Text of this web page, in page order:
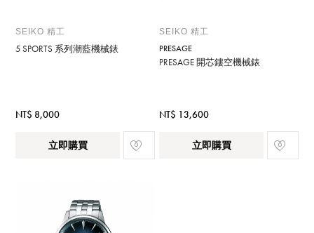
SEIKO 精工
5 SPORTS 系列潮藍機械錶
NT$ 8,000
立即購買
SEIKO 精工
PRESAGE
PRESAGE 開芯鏤空機械錶
NT$ 13,600
立即購買